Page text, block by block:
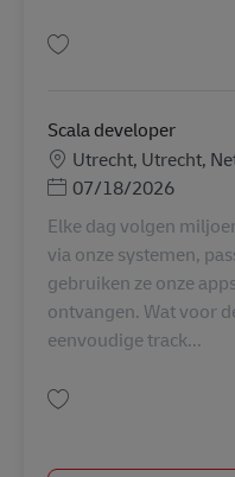
Scala developer
SedeUtrecht, Utrecht,
Posted Date
07/18/2026
Elke dag volgen
via onze systemen,
gebruiken ze onze
ontvangen. Wat voor
eenvoudige track...